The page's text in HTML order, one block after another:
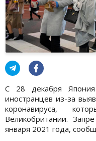
С 28 декабря
иностранцев из-за
коронавируса,
Великобритании.
января 2021 года,